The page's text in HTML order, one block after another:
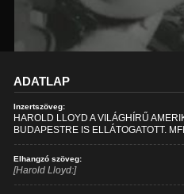
ADATLAP
Inzertszöveg:
HAROLD LLOYD A VILÁGHÍRŰ
BUDAPESTRE IS ELLÁTOGATOTT. MFI
Elhangzó szöveg:
[Harold Lloyd:]